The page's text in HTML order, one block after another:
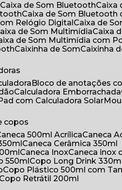
Caixa de Som Bluetooth
Caixa de Som
Relógio Digital
Caixa de
Caixa de Som Multimídia
Caixa
de Som Multimídia com
Caixinha de Som
Caixinha
Bloco de anotações
Calculadora Emborrachada
Pad com Calculadora Solar
copos
Caneca 500ml Acrílica Caneca
Caneca Cerâmica 350ml
Caneca Inox
Caneca inox
550ml
Copo Long Drink
Copo Plástico 500ml com
Copo Retrátil 200ml